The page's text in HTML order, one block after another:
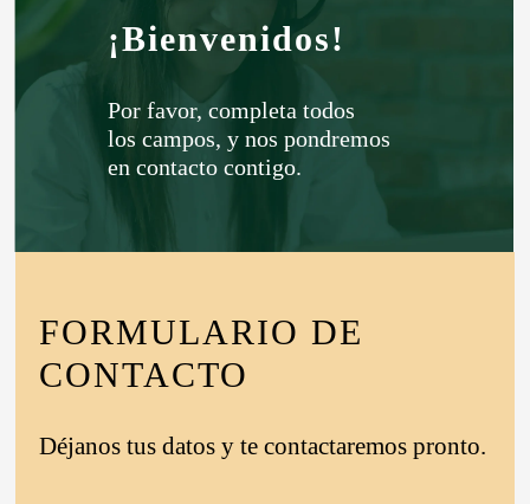
¡Bienvenidos!
Por favor, completa todos
los campos, y nos pondremos
en contacto contigo.
FORMULARIO DE
CONTACTO
Déjanos tus datos y te contactaremos pronto.